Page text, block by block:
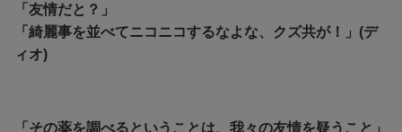
「友情だと？」
「 綺麗事を並べてニコニコするなよな、クズ共が！」(デ
ィオ)
「その薬を調べるということは、我々の友情を疑うこと」